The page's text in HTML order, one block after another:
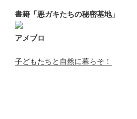
書籍「悪ガキたちの秘密基地」
アメブロ
子どもたちと自然に暮らそ！